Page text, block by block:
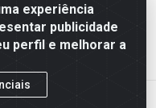
experiência
publicidade
perfil e melhorar a
- Rua Itatiba Do Sul,
- CEP 85804-700-
90